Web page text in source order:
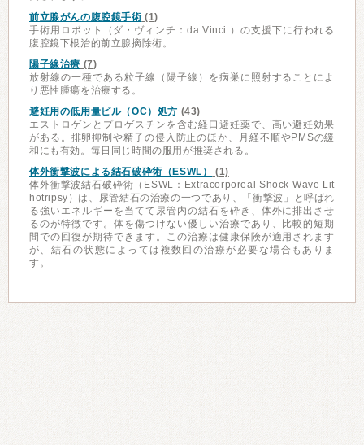
前立腺がんの腹腔鏡手術 (1)
手術用ロボット（ダ・ヴィンチ：da Vinci ）の支援下に行われる
腹腔鏡下根治的前立腺摘除術。
陽子線治療 (7)
放射線の一種である粒子線（陽子線）を病巣に照射することによ
り悪性腫瘍を治療する。
避妊用の低用量ピル（OC）処方 (43)
エストロゲンとプロゲスチンを含む経口避妊薬で、高い避妊効果
がある。排卵抑制や精子の侵入防止のほか、月経不順やPMSの緩
和にも有効。毎日同じ時間の服用が推奨される。
体外衝撃波による結石破砕術（ESWL）
(1)
体外衝撃波結石破砕術（ESWL：Extracorporeal Shock Wave Lit
hotripsy）は、尿管結石の治療の一つであり、「衝撃波」と呼ばれ
る強いエネルギーを当てて尿管内の結石を砕き、体外に排出させ
るのが特徴です。体を傷つけない優しい治療であり、比較的短期
間での回復が期待できます。この治療は健康保険が適用されます
が、結石の状態によっては複数回の治療が必要な場合もありま
す。